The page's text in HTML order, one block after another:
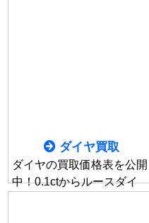
ダイヤ買取
ダイヤの買取価格表を公開
中！0.1ctからルースダイ